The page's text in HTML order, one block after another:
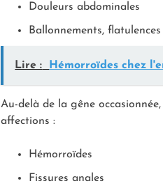
Douleurs abdominales
Ballonnements, flatulences
Lire : Hémorroïdes chez
Au-delà de la gêne
affections :
Hémorroïdes
Fissures anales